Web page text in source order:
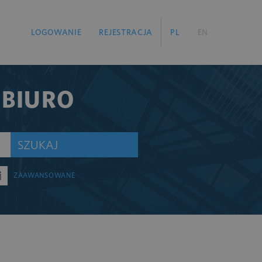
PL EN
LOGOWANIE REJESTRACJA
SZUKAJ
ZAAWANSOWANE